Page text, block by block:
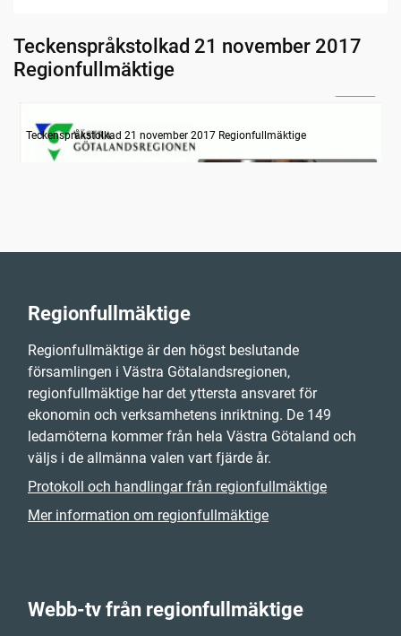
Teckenspråkstolkad 21 november 2017
Regionfullmäktige
Information
Teckenspråkstolkad 21 november 2017 Regionfullmäktige
Regionfullmäktige
Regionfullmäktige är den högst beslutande
församlingen i Västra Götalandsregionen,
regionfullmäktige har det yttersta ansvaret för
ekonomin och verksamhetens inriktning. De 149
ledamöterna kommer från hela Västra Götaland och
väljs i de allmänna valen vart fjärde år.
Protokoll och handlingar från regionfullmäktige
Mer information om regionfullmäktige
Webb-tv från regionfullmäktige